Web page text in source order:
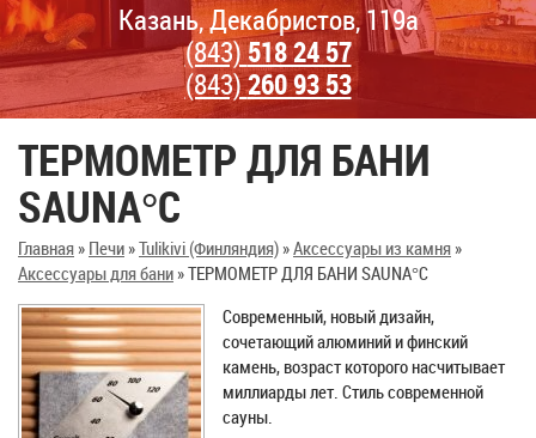
Казань, Декабристов, 119а
(843)518 24 57
(843)260 93 53
ТЕРМОМЕТР ДЛЯ БАНИ
SAUNA°C
Главная» Печи»Tulikivi (Финляндия)»Аксессуары из камня»
Аксессуары для бани»ТЕРМОМЕТР ДЛЯ БАНИ SAUNA°C
Современный, новый дизайн,
сочетающий алюминий и финский
камень, возраст которого насчитывает
миллиарды лет. Стиль современной
сауны.